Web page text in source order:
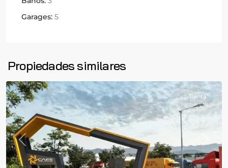
Garages: 5
Propiedades similares
Guatemala
Previous Next
Renta